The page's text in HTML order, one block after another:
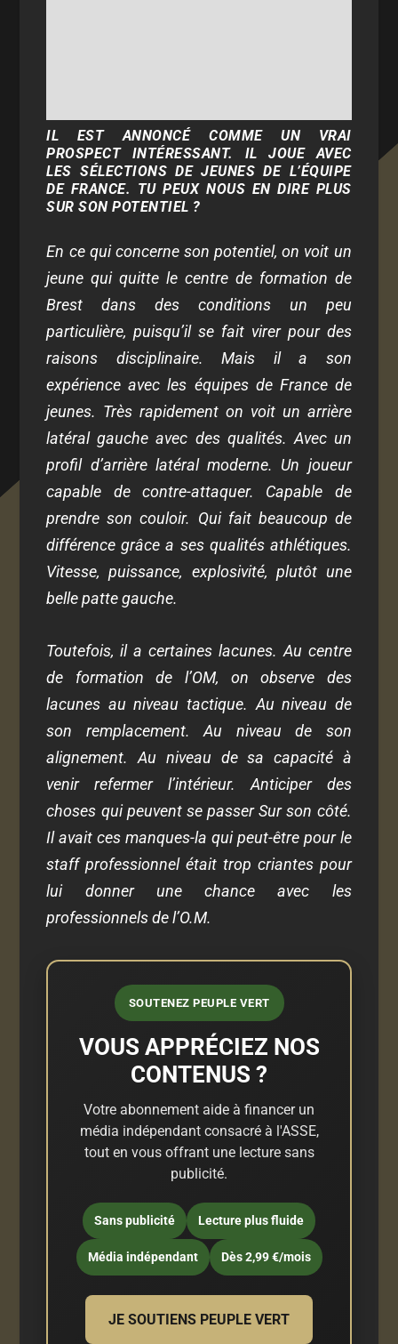
IL EST ANNONCÉ COMME UN VRAI
PROSPECT INTÉRESSANT. IL JOUE AVEC
LES SÉLECTIONS DE JEUNES DE L’ÉQUIPE
DE FRANCE. TU PEUX NOUS EN DIRE PLUS
SUR SON POTENTIEL ?
En ce qui concerne son potentiel, on voit un
jeune qui quitte le centre de formation de
Brest dans des conditions un peu
particulière, puisqu’il se fait virer pour des
raisons disciplinaire. Mais il a son
expérience avec les équipes de France de
jeunes. Très rapidement on voit un arrière
latéral gauche avec des qualités. Avec un
profil d’arrière latéral moderne. Un joueur
capable de contre-attaquer. Capable de
prendre son couloir. Qui fait beaucoup de
différence grâce a ses qualités athlétiques.
Vitesse, puissance, explosivité, plutôt une
belle patte gauche.
Toutefois, il a certaines lacunes. Au centre
de formation de l’OM, on observe des
lacunes au niveau tactique. Au niveau de
son remplacement. Au niveau de son
alignement. Au niveau de sa capacité à
venir refermer l’intérieur. Anticiper des
choses qui peuvent se passer Sur son côté.
Il avait ces manques-la qui peut-être pour le
staff professionnel était trop criantes pour
lui donner une chance avec les
professionnels de l’O.M.
SOUTENEZ PEUPLE VERT
VOUS APPRÉCIEZ NOS
CONTENUS ?
Votre abonnement aide à financer un
média indépendant consacré à l'ASSE,
tout en vous offrant une lecture sans
publicité.
Sans publicité Lecture plus fluide
Média indépendant Dès 2,99 €/mois
JE SOUTIENS PEUPLE VERT